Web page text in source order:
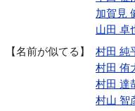
加賀見
山田 卓
名前が似てる
村田 純
村田 侑
村田 達
村山 智